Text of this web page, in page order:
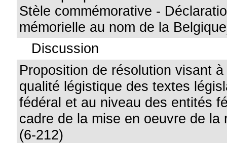
Stèle commémorative -
mémorielle au nom de la
Discussion
Proposition de résolution visant
qualité légistique des textes
fédéral et au niveau des entités
cadre de la mise en oeuvre de la
(6-212)